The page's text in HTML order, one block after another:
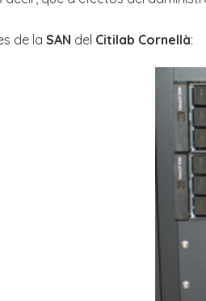
de la SAN del Citilab Cornellà: